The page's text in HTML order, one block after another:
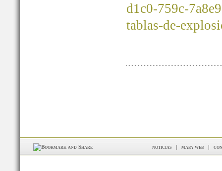
d1c0-759c-
tablas-de-
noticias | mapa web |